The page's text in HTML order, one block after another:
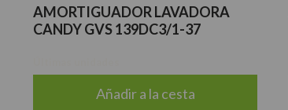
AMORTIGUADOR LAVADORA
CANDY GVS 139DC3/1-37
Añadir a la cesta